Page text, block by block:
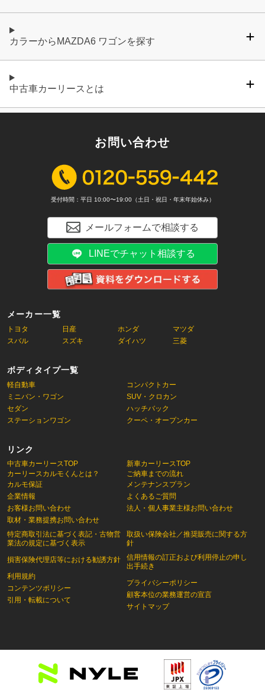
カラーからMAZDA6 ワゴンを探す
中古車カーリースとは
メーカー一覧
トヨタ 日産 ホンダ
マツダ
スバル
スズキ ダイハツ 三菱
ボディタイプ一覧
軽自動車
コンパクトカー
ミニバン・ワゴン
SUV・クロカン
セダン
ハッチバック
ステーションワゴン
クーペ・オープンカー
リンク
中古車カーリースTOP
カーリースカルモくんとは？
新車カーリースTOP
ご納車までの流れ
カルモ保証
企業情報
お客様お問い合わせ
取材・業務提携お問い合わせ
特定商取引法に基づく表記・古物営
業法の規定に基づく表示
損害保険代理店等における勧誘方針
利用規約
コンテンツポリシー
引用・転載について
メンテナンスプラン
よくあるご質問
法人・個人事業主様お問い合わせ
取扱い保険会社／推奨販売に関する方
針
信用情報の訂正および利用停止の申し
出手続き
プライバシーポリシー
顧客本位の業務運営の宣言
サイトマップ
お問い合わせ
受付時間：平日 10:00〜19:00（土日・祝日・年末年始休み）
メールフォームで相談する
LINEでチャット相談する